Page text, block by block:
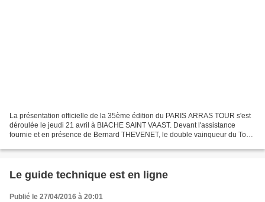
La présentation officielle de la 35ème édition du PARIS ARRAS TOUR s'est
déroulée le jeudi 21 avril à BIACHE SAINT VAAST. Devant l'assistance
fournie et en présence de Bernard THEVENET, le double vainqueur du Tour
Le guide technique est en ligne
Publié le 27/04/2016 à 20:01